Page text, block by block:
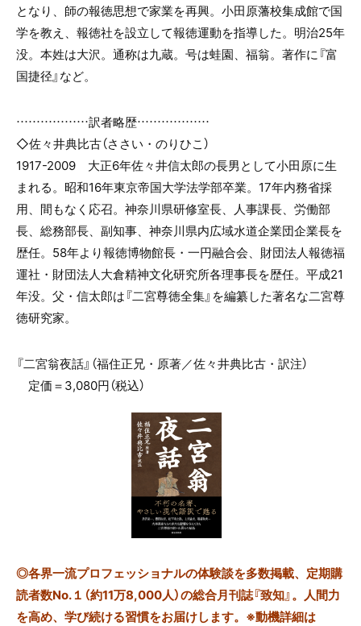
となり、師の報徳思想で家業を再興。小田原藩校集成館で国
学を教え、報徳社を設立して報徳運動を指導した。明治25年
没。本姓は大沢。通称は九蔵。号は蛙園、福翁。著作に『富
国捷径』など。
………………訳者略歴………………
◇佐々井典比古（ささい・のりひこ）
1917-2009 大正6年佐々井信太郎の長男として小田原に生
まれる。昭和16年東京帝国大学法学部卒業。17年内務省採
用、間もなく応召。神奈川県研修室長、人事課長、労働部
長、総務部長、副知事、神奈川県内広域水道企業団企業長を
歴任。58年より報徳博物館長・一円融合会、財団法人報徳福
運社・財団法人大倉精神文化研究所各理事長を歴任。平成21
年没。父・信太郎は『二宮尊徳全集』を編纂した著名な二宮尊
徳研究家。
『二宮翁夜話』（福住正兄・原著／佐々井典比古・訳注）
定価＝3,080円（税込）
◎各界一流プロフェッショナルの体験談を多数掲載、定期購
読者数No.１（約11万8,000人）の総合月刊誌『致知』。人間力
を高め、学び続ける習慣をお届けします。※動機詳細は